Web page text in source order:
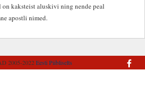
kaksteist aluskivi ning nende peal
apostli nimed.
2005-2022Eesti Piibliselts